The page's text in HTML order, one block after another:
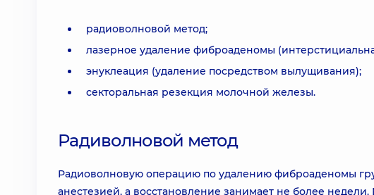
радиоволновой метод;
лазерное удаление фиброаденомы
энуклеация (удаление посредством вылущивания);
секторальная резекция молочной железы.
Радиволновой метод
Радиоволновую операцию по удалению фиброаденомы
анестезией, а восстановление занимает не более